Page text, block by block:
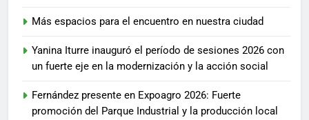
Más espacios para el encuentro en nuestra ciudad
Yanina Iturre inauguró el período de sesiones 2026 con
un fuerte eje en la modernización y la acción social
Fernández presente en Expoagro 2026: Fuerte
promoción del Parque Industrial y la producción local